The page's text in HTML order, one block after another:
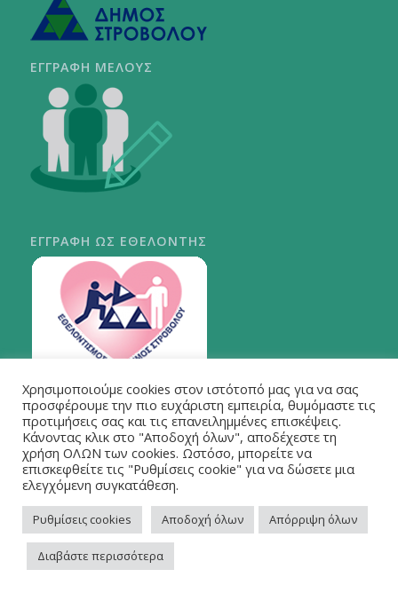
ΕΓΓΡΑΦΗ ΜΕΛΟΥΣ
ΕΓΓΡΑΦΗ ΩΣ ΕΘΕΛΟΝΤΗΣ
ΠΕΡΙ ΣΤΡΟΒΟΛΟΥ
© Copyright - Strovolos Library
Χρησιμοποιούμε cookies στον ιστότοπό μας για να σας
προσφέρουμε την πιο ευχάριστη εμπειρία, θυμόμαστε τις
προτιμήσεις σας και τις επανειλημμένες επισκέψεις.
Κάνοντας κλικ στο "Αποδοχή όλων", αποδέχεστε τη
χρήση ΟΛΩΝ των cookies. Ωστόσο, μπορείτε να
επισκεφθείτε τις "Ρυθμίσεις cookie" για να δώσετε μια
ελεγχόμενη συγκατάθεση.
Ρυθμίσεις cookies Αποδοχή όλων Απόρριψη όλων
Διαβάστε περισσότερα